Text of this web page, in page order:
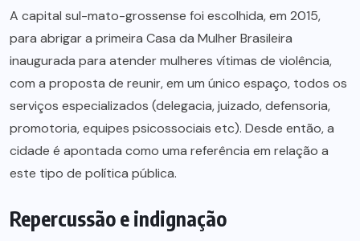
A capital sul-mato-grossense foi escolhida, em 2015,
para abrigar a primeira Casa da Mulher Brasileira
inaugurada para atender mulheres vítimas de violência,
com a proposta de reunir, em um único espaço, todos os
serviços especializados (delegacia, juizado, defensoria,
promotoria, equipes psicossociais etc). Desde então, a
cidade é apontada como uma referência em relação a
este tipo de política pública.
Repercussão e indignação